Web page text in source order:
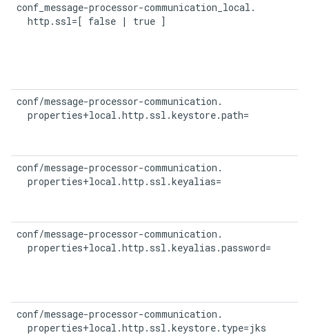
conf_message-processor-communication_local.
  http.ssl=[ false | true ]
conf/message-processor-communication.
  properties+local.http.ssl.keystore.path=
conf/message-processor-communication.
  properties+local.http.ssl.keyalias=
conf/message-processor-communication.
  properties+local.http.ssl.keyalias.password=
conf/message-processor-communication.
  properties+local.http.ssl.keystore.type=jks